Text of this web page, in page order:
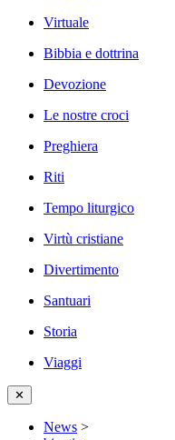
Virtuale
Bibbia e dottrina
Devozione
Le nostre croci
Preghiera
Riti
Tempo liturgico
Virtù cristiane
Divertimento
Santuari
Storia
Viaggi
✕
News >